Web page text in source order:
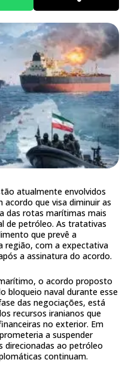
atualmente envolvidos
acordo que visa diminuir as
das rotas marítimas mais
de petróleo. As tratativas
que prevê a
região, com a expectativa
a assinatura do acordo.
o acordo proposto
bloqueio naval durante esse
das negociações, está
recursos iranianos que
no exterior. Em
a suspender
direcionadas ao petróleo
continuam.